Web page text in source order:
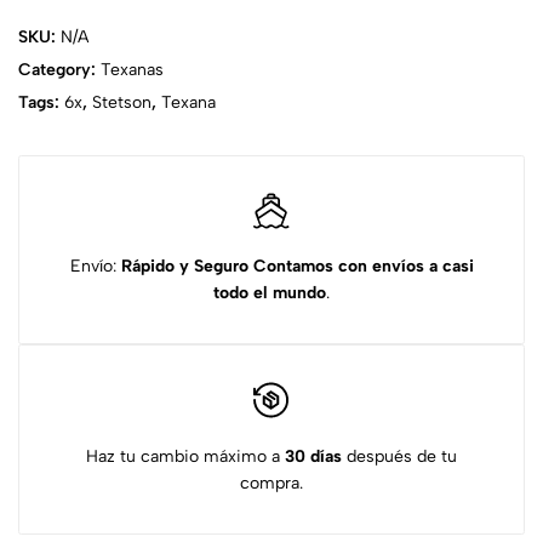
SKU: N/A
Category: Texanas
Tags: 6x, Stetson, Texana
Envío: Rápido y Seguro Contamos con envíos a casi
todo el mundo.
Haz tu cambio máximo a 30 días después de tu
compra.